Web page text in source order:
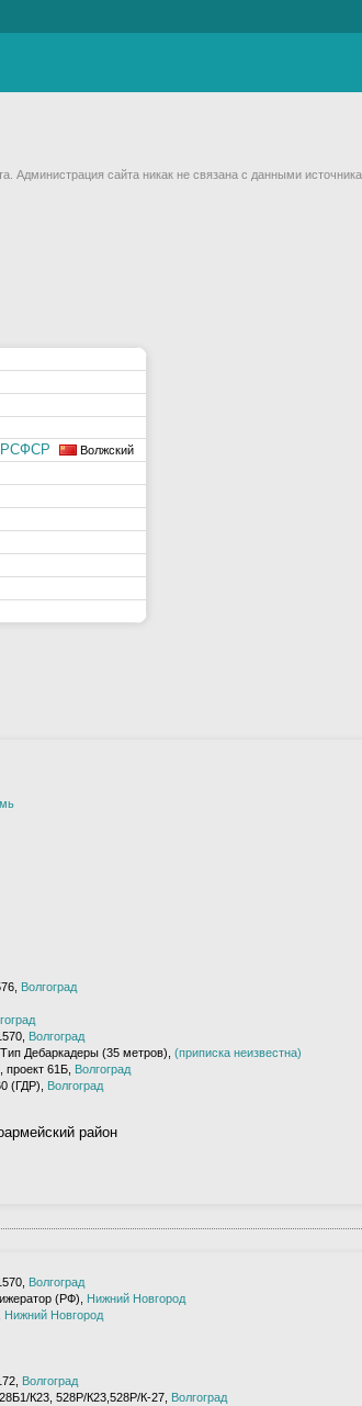
сайта никак не связана с данными
РСФСР
Волжский
Волгоград
Волгоград
Дебаркадеры (35 метров), (приписка неизвестна)
61Б, Волгоград
(ГДР), Волгоград
район
Волгоград
(РФ), Нижний Новгород
Нижний Новгород
Волгоград
К23, 528Р/К23,528Р/К-27, Волгоград